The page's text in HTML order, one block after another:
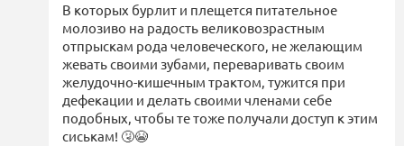
В которых бурлит и плещется питательное
молозиво на радость великовозрастным
отпрыскам рода человеческого, не желающим
жевать своими зубами, переваривать своим
желудочно-кишечным трактом, тужится при
дефекации и делать своими членами себе
подобных, чтобы те тоже получали доступ к этим
сиськам! 🤧😭